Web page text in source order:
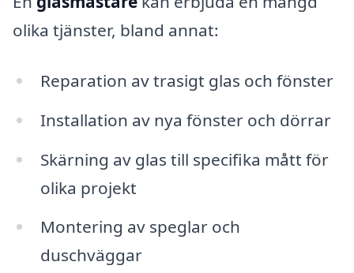
olika tjänster, bland annat:
Reparation av trasigt glas och fönster
Installation av nya fönster och dörrar
Skärning av glas till specifika mått för
olika projekt
Montering av speglar och
duschväggar